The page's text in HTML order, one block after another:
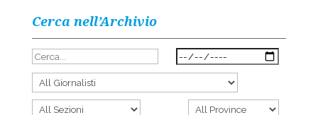
Cerca nell’Archivio